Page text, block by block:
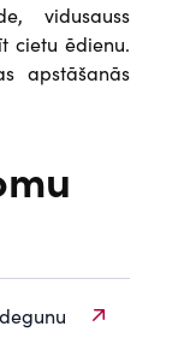
vidusauss
cietu ēdienu.
apstāšanās